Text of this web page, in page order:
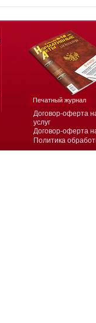
Договор-оферта
услуг
Договор-оферта
Политика
Печатный журнал